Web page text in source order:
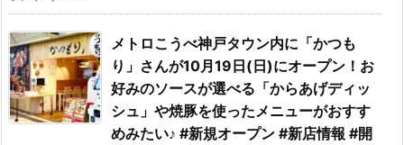
メトロこうべ神戸タウン内に「かつも
り」さんが10月19日(日)にオープン！お
好みのソースが選べる「からあげディッ
シュ」や焼豚を使ったメニューがおすす
めみたい♪ #新規オープン #新店情報 #開